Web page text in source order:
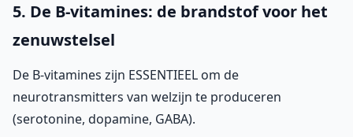
5. De B-vitamines: de brandstof voor het
zenuwstelsel
De B-vitamines zijn ESSENTIEEL om de
neurotransmitters van welzijn te produceren
(serotonine, dopamine, GABA).